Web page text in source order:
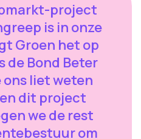
project
is in onze
Groen het op
de Bond Beter
liet weten
dit project
we de rest
om